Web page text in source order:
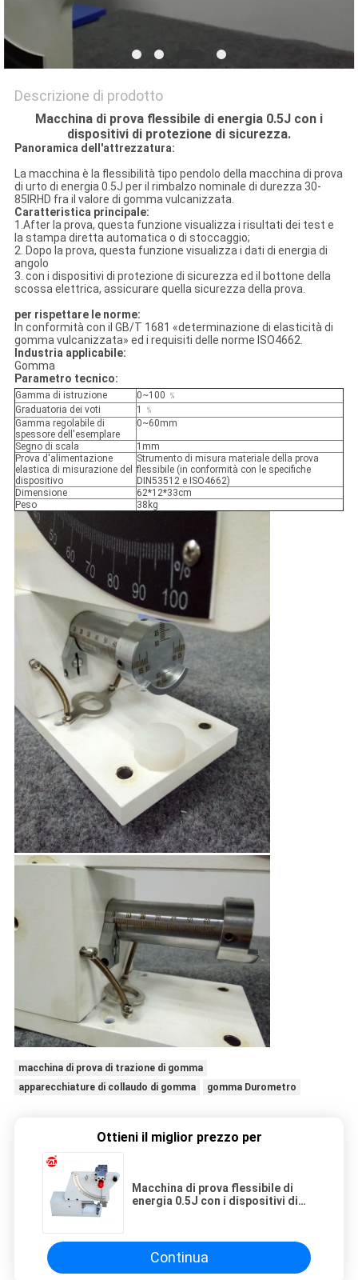
Descrizione di prodotto
Macchina di prova flessibile di energia 0.5J con i
dispositivi di protezione di sicurezza.
Panoramica dell'attrezzatura:
La macchina è la flessibilità tipo pendolo della macchina di prova
di urto di energia 0.5J per il rimbalzo nominale di durezza 30-
85IRHD fra il valore di gomma vulcanizzata.
Caratteristica principale:
1.After la prova, questa funzione visualizza i risultati dei test e
la stampa diretta automatica o di stoccaggio;
2. Dopo la prova, questa funzione visualizza i dati di energia di
angolo
3. con i dispositivi di protezione di sicurezza ed il bottone della
scossa elettrica, assicurare quella sicurezza della prova.
per rispettare le norme:
In conformità con il GB/T 1681 «determinazione di elasticità di
gomma vulcanizzata» ed i requisiti delle norme ISO4662.
Industria applicabile:
Gomma
Parametro tecnico:
Gamma di istruzione
0~100 ﹪
Graduatoria dei voti
1 ﹪
Gamma regolabile di
spessore dell'esemplare
0~60mm
Segno di scala
1mm
Prova d'alimentazione
elastica di misurazione del
dispositivo
Strumento di misura materiale della prova
flessibile (in conformità con le specifiche
DIN53512 e ISO4662)
Dimensione
62*12*33cm
Peso
38kg
macchina di prova di trazione di gomma
apparecchiature di collaudo di gomma
gomma Durometro
Ottieni il miglior prezzo per
Macchina di prova flessibile di
energia 0.5J con i dispositivi di
Continua